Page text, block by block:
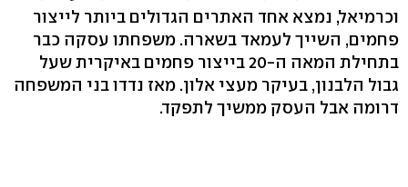
וכרמיאל, נמצא אחד האתרים הגדולים ביותר לייצור
פחמים, השייך לעמאד בשארה. משפחתו עסקה כבר
בתחילת המאה ה-20 בייצור פחמים באיקרית שעל
גבול הלבנון, בעיקר מעצי אלון. מאז נדדו בני המשפחה
דרומה אבל העסק ממשיך לתפקד.